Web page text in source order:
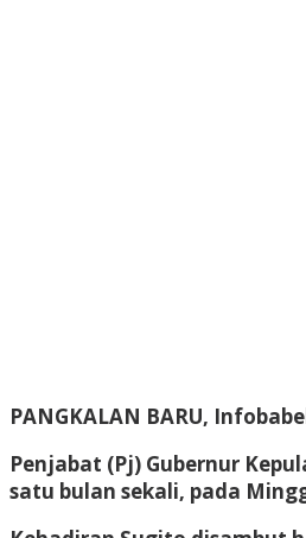
PANGKALAN BARU,
Penjabat (Pj) Gubernur
satu bulan sekali, pada